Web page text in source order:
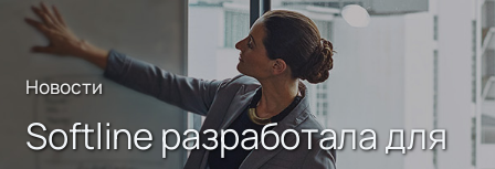
Новости
Softline разработала для